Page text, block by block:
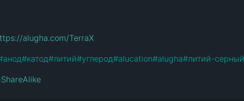
alugha.com/TerraX
анод#катод#литий#углерод#alucation#alugha#литий-серный